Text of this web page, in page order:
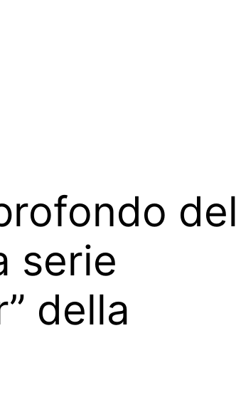
del
serie
della